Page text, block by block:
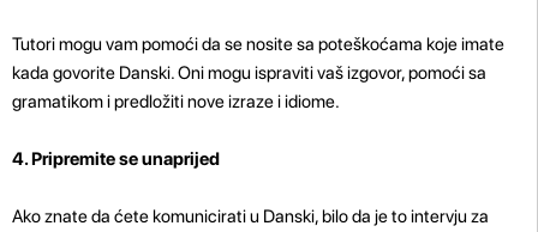
Tutori mogu vam pomoći da se nosite sa poteškoćama koje imate
kada govorite Danski. Oni mogu ispraviti vaš izgovor, pomoći sa
gramatikom i predložiti nove izraze i idiome.
4. Pripremite se unaprijed
Ako znate da ćete komunicirati u Danski, bilo da je to intervju za